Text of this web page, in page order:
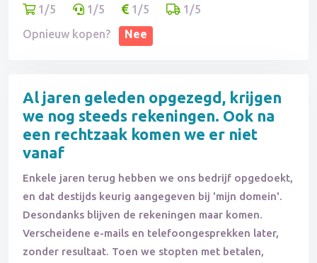
1/5
1/5 1/5
1/5
Opnieuw kopen?
Nee
Al jaren geleden opgezegd, krijgen
we nog steeds rekeningen. Ook na
een rechtzaak komen we er niet
vanaf
Enkele jaren terug hebben we ons bedrijf opgedoekt,
en dat destijds keurig aangegeven bij 'mijn domein'.
Desondanks blijven de rekeningen maar komen.
Verscheidene e-mails en telefoongesprekken later,
zonder resultaat. Toen we stopten met betalen,